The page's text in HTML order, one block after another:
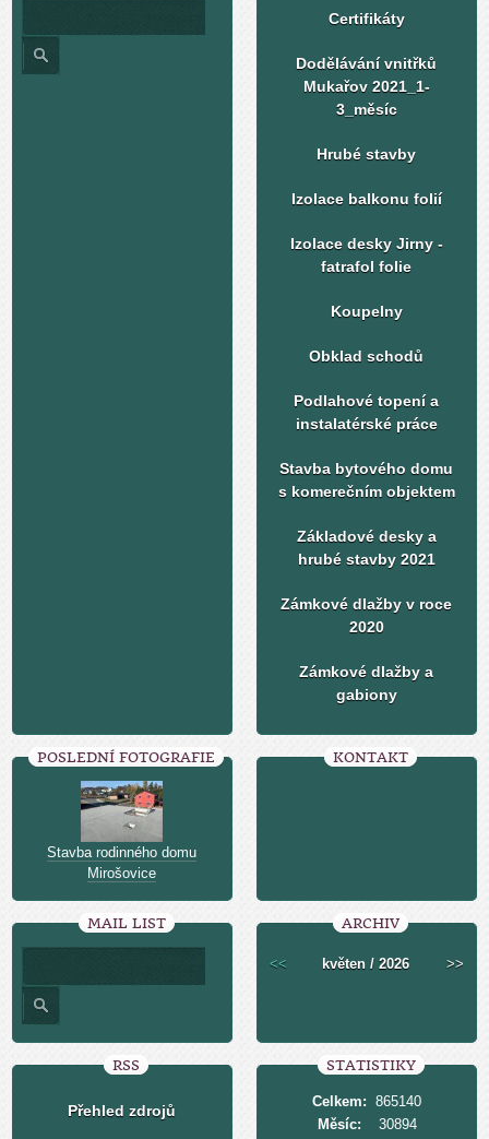
Certifikáty
Dodělávání vnitřků
Mukařov 2021_1-
3_měsíc
Hrubé stavby
Izolace balkonu folií
Izolace desky Jirny -
fatrafol folie
Koupelny
Obklad schodů
Podlahové topení a
instalatérské práce
Stavba bytového domu
s komerečním objektem
Základové desky a
hrubé stavby 2021
Zámkové dlažby v roce
2020
Zámkové dlažby a
gabiony
POSLEDNÍ FOTOGRAFIE
Stavba rodinného domu
Mirošovice
KONTAKT
MAIL LIST ARCHIV
<< květen / 2026 >>
RSS
Přehled zdrojů
STATISTIKY
Celkem: 865140
Měsíc:
30894